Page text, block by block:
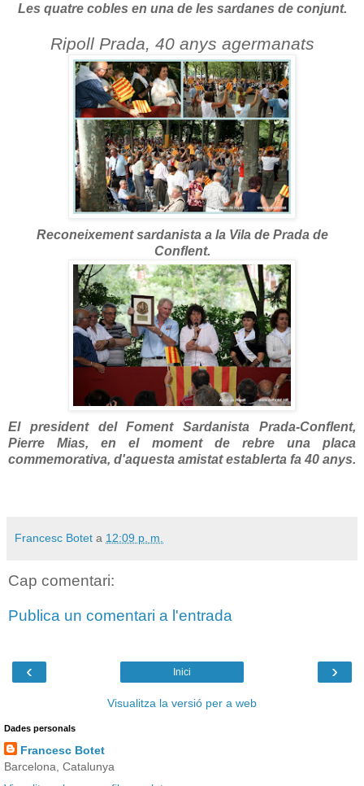
Les quatre cobles en una de les sardanes de conjunt.
Ripoll Prada, 40 anys agermanats
Reconeixement sardanista a la Vila de Prada de
Conflent.
El president del Foment Sardanista Prada-Conflent,
Pierre Mias, en el moment
de rebre una placa
commemorativa, d'aquesta amistat establerta fa 40 anys.
Francesc Botet a 12:09 p. m.
Cap comentari:
Publica un comentari a l'entrada
‹ ›
Inici
Visualitza la versió per a web
Dades personals
Francesc Botet
Barcelona, Catalunya